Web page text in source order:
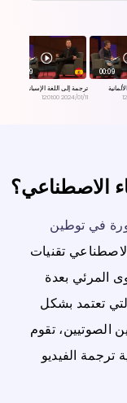
00:09
00:09
ترجمة إلى اللغة الإسبانية
2024/01/11 12:01:00
الاصطناعي؟
في توطين
تقنيات
المرئي بعدة
تعتمد بشكل
الصوتيين، تقوم
ترجمة الفيديو